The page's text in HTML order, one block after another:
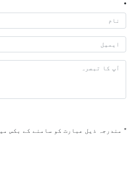
* مندرجہ ذیل عبارت کو سامنے کے بکس